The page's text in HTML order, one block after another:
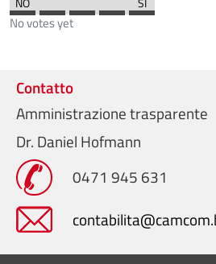
No votes yet
Contatto
Amministrazione trasparente
Dr. Daniel Hofmann
0471 945 631